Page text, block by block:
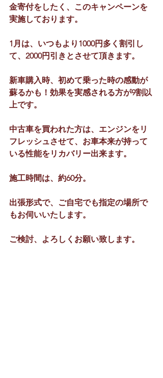
金寄付をしたく、このキャンペーンを
実施しております。
1月は、いつもより1000円多く割引し
て、2000円引きとさせて頂きます。
新車購入時、初めて乗った時の感動が
蘇るかも！効果を実感される方が9割以
上です。
中古車を買われた方は、エンジンをリ
フレッシュさせて、お車本来が持って
いる性能をリカバリー出来ます。
施工時間は、約60分。
出張形式で、ご自宅でも指定の場所で
もお伺いいたします。
ご検討、よろしくお願い致します。